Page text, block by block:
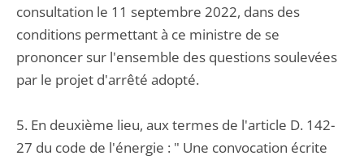
consultation le 11 septembre 2022, dans des
conditions permettant à ce ministre de se
prononcer sur l'ensemble des questions soulevées
par le projet d'arrêté adopté.
5. En deuxième lieu, aux termes de l'article D. 142-
27 du code de l'énergie : " Une convocation écrite